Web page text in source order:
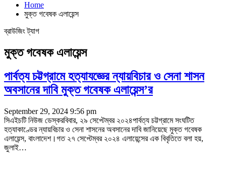
Home
মুক্ত গবেষক এলায়েন্স
ব্রাউজিং ট্যাগ
মুক্ত গবেষক এলায়েন্স
পার্বত্য চট্টগ্রামে হত্যাযজ্ঞের ন্যায়বিচার ও সেনা শাসন
অবসানের দাবি মুক্ত গবেষক এলায়েন্স’র
September 29, 2024 9:56 pm
সিএইচটি নিউজ ডেস্করবিবার, ২৯ সেপ্টেম্বর ২০২৪পার্বত্য চট্টগ্রামে সংঘটিত
হত্যাকাণ্ডের ন্যায়বিচার ও সেনা শাসনের অবসানের দাবি জানিয়েছে মুক্ত গবেষক
এলায়েন্স, বাংলাদেশ।গত ২৭ সেপ্টেম্বর ২০২৪ এলায়েন্সের এক বিবৃতিতে বলা হয়,
জুলাই…